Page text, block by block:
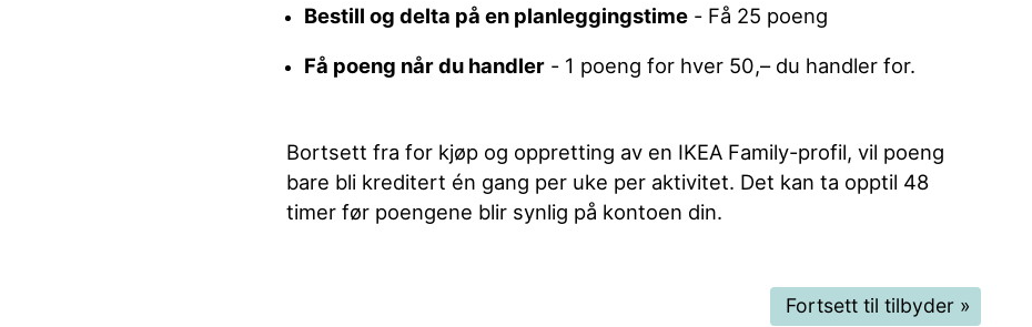
Bestill og delta på en planleggingstime - Få 25 poeng
Få poeng når du handler - 1 poeng for hver 50,– du handler for.
Bortsett fra for kjøp og oppretting av en IKEA Family-profil, vil poeng
bare bli kreditert én gang per uke per aktivitet. Det kan ta opptil 48
timer før poengene blir synlig på kontoen din.
Fortsett til tilbyder »